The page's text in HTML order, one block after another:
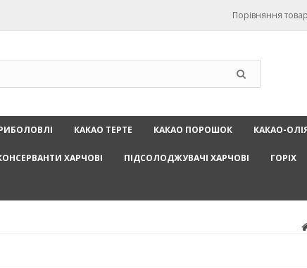
Порівняння
КАКАО ТЕРТЕ КАКАО ПОРОШОК КАКАО-
ХАРЧОВІ ПІДСОЛОДЖУВАЧІ ХАРЧОВІ ГОРІХ